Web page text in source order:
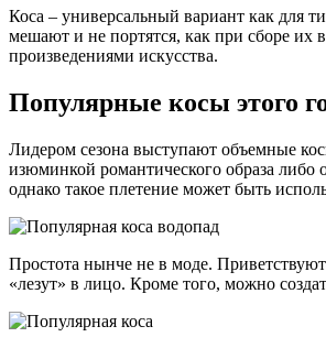
Коса – универсальный вариант как для
мешают и не портятся, как при сборе их
произведениями искусства.
Популярные косы этого
Лидером сезона выступают объемные
изюминкой романтического образа
однако такое плетение может быть
Простота нынче не в моде.
«лезут» в лицо. Кроме того, можно